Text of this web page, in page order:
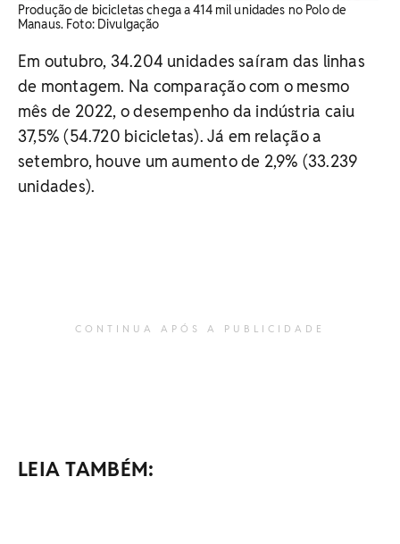
Produção de bicicletas chega a 414 mil unidades no Polo de
Manaus. Foto: Divulgação
Em outubro, 34.204 unidades saíram das linhas
de montagem. Na comparação com o mesmo
mês de 2022, o desempenho da indústria caiu
37,5% (54.720 bicicletas). Já em relação a
setembro, houve um aumento de 2,9% (33.239
unidades).
CONTINUA APÓS A PUBLICIDADE
LEIA TAMBÉM: